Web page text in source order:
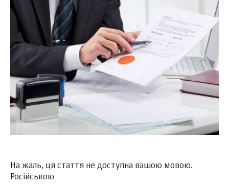
На жаль, ця стаття не доступна вашою мовою.
Російською